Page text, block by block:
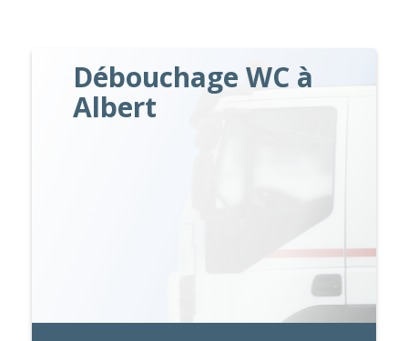
Débouchage WC à
Albert